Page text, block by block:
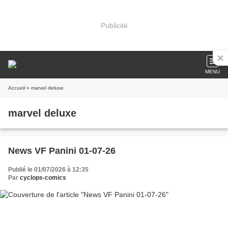
Publicité
MENU
Accueil » marvel deluxe
marvel deluxe
News VF Panini 01-07-26
Publié le 01/07/2026 à 12:35
Par cyclops-comics